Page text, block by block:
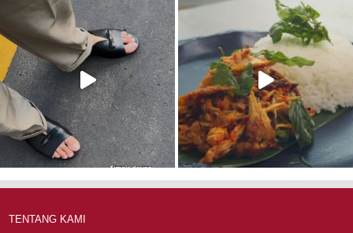
TENTANG KAMI